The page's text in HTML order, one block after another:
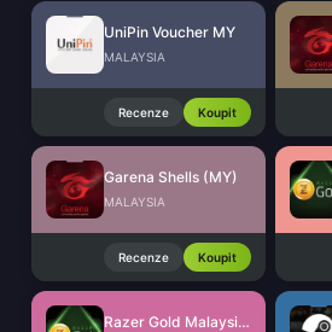
UniPin Voucher MY
MALAYSIA
Recenze Koupit
Garena Shells (MY)
MALAYSIA
Recenze Koupit
Razer Gold Malaysia (MYR)